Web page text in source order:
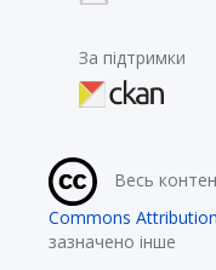
За підтримки
Весь
Commons
зазначено інше